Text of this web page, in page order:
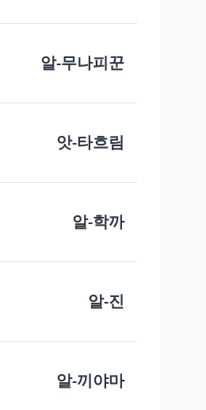
알-무나피꾼
앗-타흐림
알-학까
알-진
알-끼야마